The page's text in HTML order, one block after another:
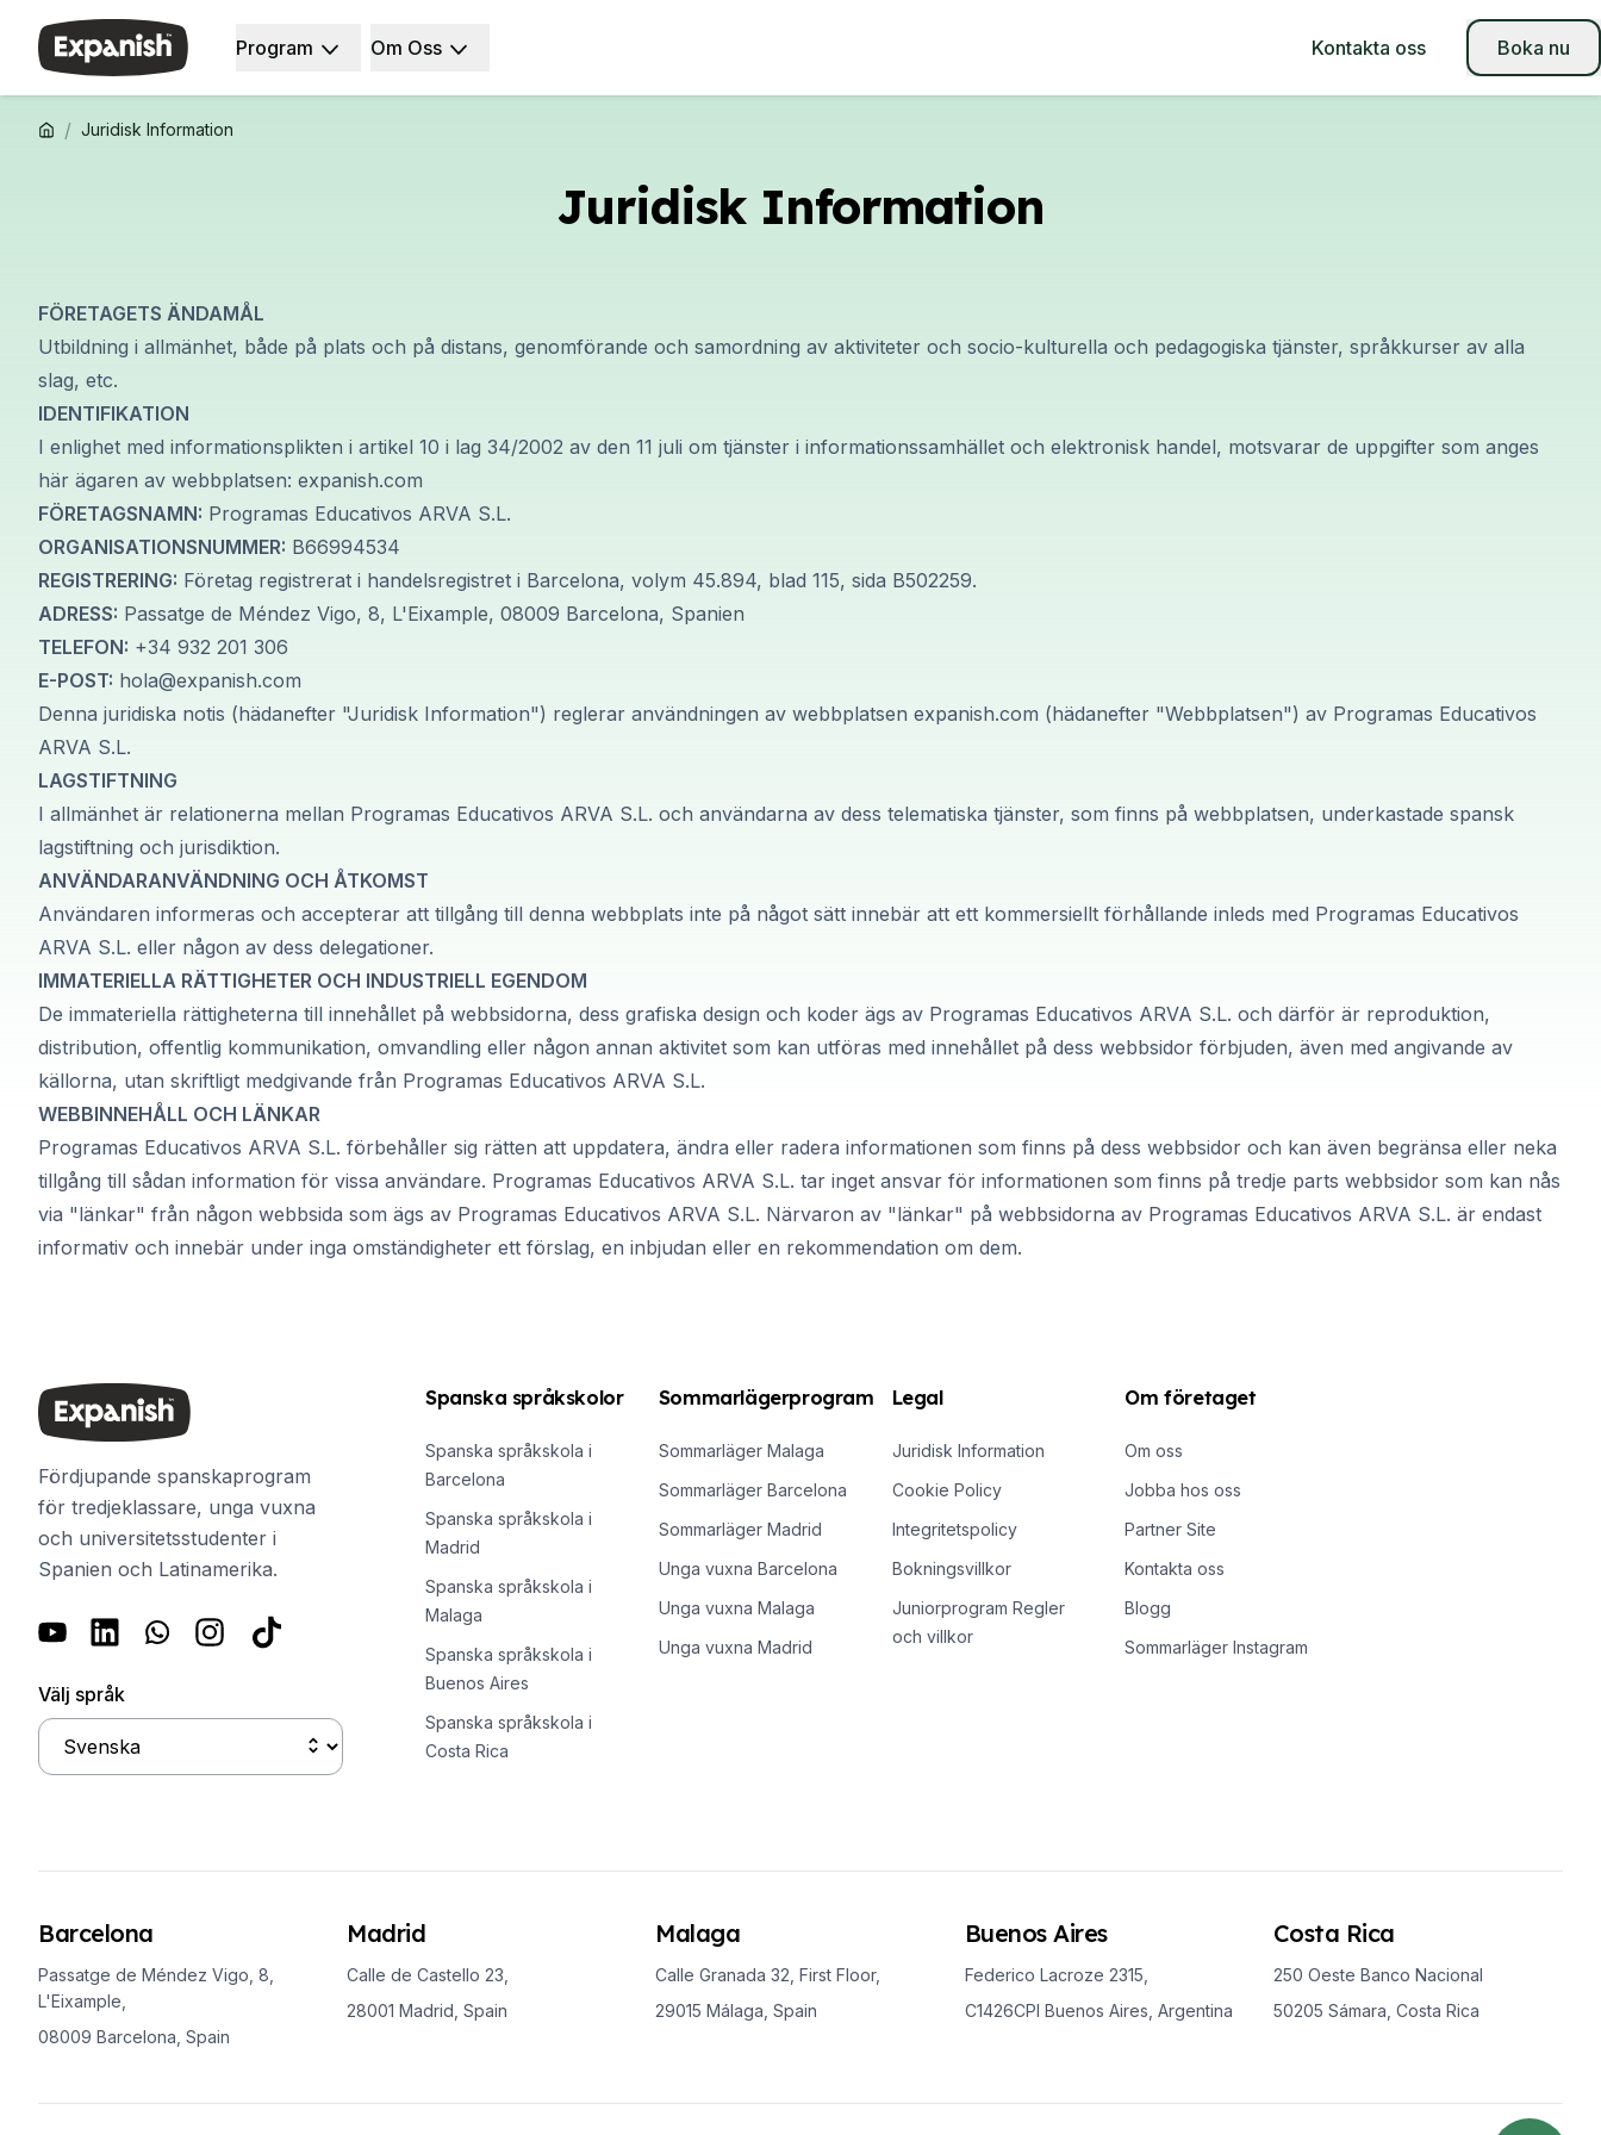
Spanskskolor
Provförberedelse DELE
Provförberedelse SIELE
Spanska skolan i Madrid
Spanska grupplektioner
Kvällsgruppskurs
Långtidskurser
50+-programmet
Provförberedelse DELE
Provförberedelse SIELE
CSN
Privatlektioner
Malaga
Kvällsgruppskurs
50+-programmet
Provförberedelse DELE
Provförberedelse SIELE
CSN
Privatlektioner
Buenos Aires
Spanska skolan i Buenos Aires
Spanska grupplektioner
Kvällsgruppskurs
Långtidskurser
50+-programmet
Provförberedelse DELE
Provförberedelse SIELE
CSN
Privatlektioner
Privata spanska lektioner
Program efter ålder
16–20 år
Unga vuxna program
Spanska grupplektioner
Spanska grupplektioner
Privatlektioner
Spanska onlinekurser
CSN
Långtidskurser
Privatlektioner
Spanska onlinekurser
CSN
Program
Vilka vi är
Hållbarhet
Mångfald & Engagemang
Partners
Om Oss Kontakta oss Boka nu
/ Juridisk Information
Juridisk Information
FÖRETAGETS ÄNDAMÅL
Utbildning i allmänhet, både på plats och på distans, genomförande och samordning av aktiviteter och socio-kulturella och pedagogiska tjänster, språkkurser av alla
slag, etc.
IDENTIFIKATION
I enlighet med informationsplikten i artikel 10 i lag 34/2002 av den 11 juli om tjänster i informationssamhället och elektronisk handel, motsvarar de uppgifter som anges
här ägaren av webbplatsen: expanish.com
FÖRETAGSNAMN: Programas Educativos ARVA S.L.
ORGANISATIONSNUMMER: B66994534
REGISTRERING: Företag registrerat i handelsregistret i Barcelona, volym 45.894, blad 115, sida B502259.
ADRESS: Passatge de Méndez Vigo, 8, L'Eixample, 08009 Barcelona, Spanien
TELEFON: +34 932 201 306
E-POST: hola@expanish.com
Denna juridiska notis (hädanefter "Juridisk Information") reglerar användningen av webbplatsen expanish.com (hädanefter "Webbplatsen") av Programas Educativos
ARVA S.L.
LAGSTIFTNING
I allmänhet är relationerna mellan Programas Educativos ARVA S.L. och användarna av dess telematiska tjänster, som finns på webbplatsen, underkastade spansk
lagstiftning och jurisdiktion.
ANVÄNDARANVÄNDNING OCH ÅTKOMST
Användaren informeras och accepterar att tillgång till denna webbplats inte på något sätt innebär att ett kommersiellt förhållande inleds med Programas Educativos
ARVA S.L. eller någon av dess delegationer.
IMMATERIELLA RÄTTIGHETER OCH INDUSTRIELL EGENDOM
De immateriella rättigheterna till innehållet på webbsidorna, dess grafiska design och koder ägs av Programas Educativos ARVA S.L. och därför är reproduktion,
distribution, offentlig kommunikation, omvandling eller någon annan aktivitet som kan utföras med innehållet på dess webbsidor förbjuden, även med angivande av
källorna, utan skriftligt medgivande från Programas Educativos ARVA S.L.
WEBBINNEHÅLL OCH LÄNKAR
Programas Educativos ARVA S.L. förbehåller sig rätten att uppdatera, ändra eller radera informationen som finns på dess webbsidor och kan även begränsa eller neka
tillgång till sådan information för vissa användare. Programas Educativos ARVA S.L. tar inget ansvar för informationen som finns på tredje parts webbsidor som kan nås
via "länkar" från någon webbsida som ägs av Programas Educativos ARVA S.L. Närvaron av "länkar" på webbsidorna av Programas Educativos ARVA S.L. är endast
informativ och innebär under inga omständigheter ett förslag, en inbjudan eller en rekommendation om dem.
Fördjupande spanskaprogram
för tredjeklassare, unga vuxna
och universitetsstudenter i
Spanien och Latinamerika.
Välj språk
Spanska språkskolor
Spanska språkskola i
Barcelona
Spanska språkskola i
Madrid
Spanska språkskola i
Malaga
Spanska språkskola i
Buenos Aires
Spanska språkskola i
Costa Rica
Sommarlägerprogram
Sommarläger Malaga
Sommarläger Barcelona
Sommarläger Madrid
Unga vuxna Barcelona
Unga vuxna Malaga
Unga vuxna Madrid
Legal
Juridisk Information
Cookie Policy
Integritetspolicy
Bokningsvillkor
Juniorprogram Regler
och villkor
Om företaget
Om oss
Jobba hos oss
Partner Site
Kontakta oss
Blogg
Sommarläger Instagram
Barcelona
Passatge de Méndez Vigo, 8,
L'Eixample,
08009 Barcelona, Spain
Madrid
Calle de Castello 23,
28001 Madrid, Spain
Malaga
Calle Granada 32, First Floor,
29015 Málaga, Spain
Buenos Aires
Federico Lacroze 2315,
C1426CPI Buenos Aires, Argentina
Costa Rica
250 Oeste Banco Nacional
50205 Sámara, Costa Rica